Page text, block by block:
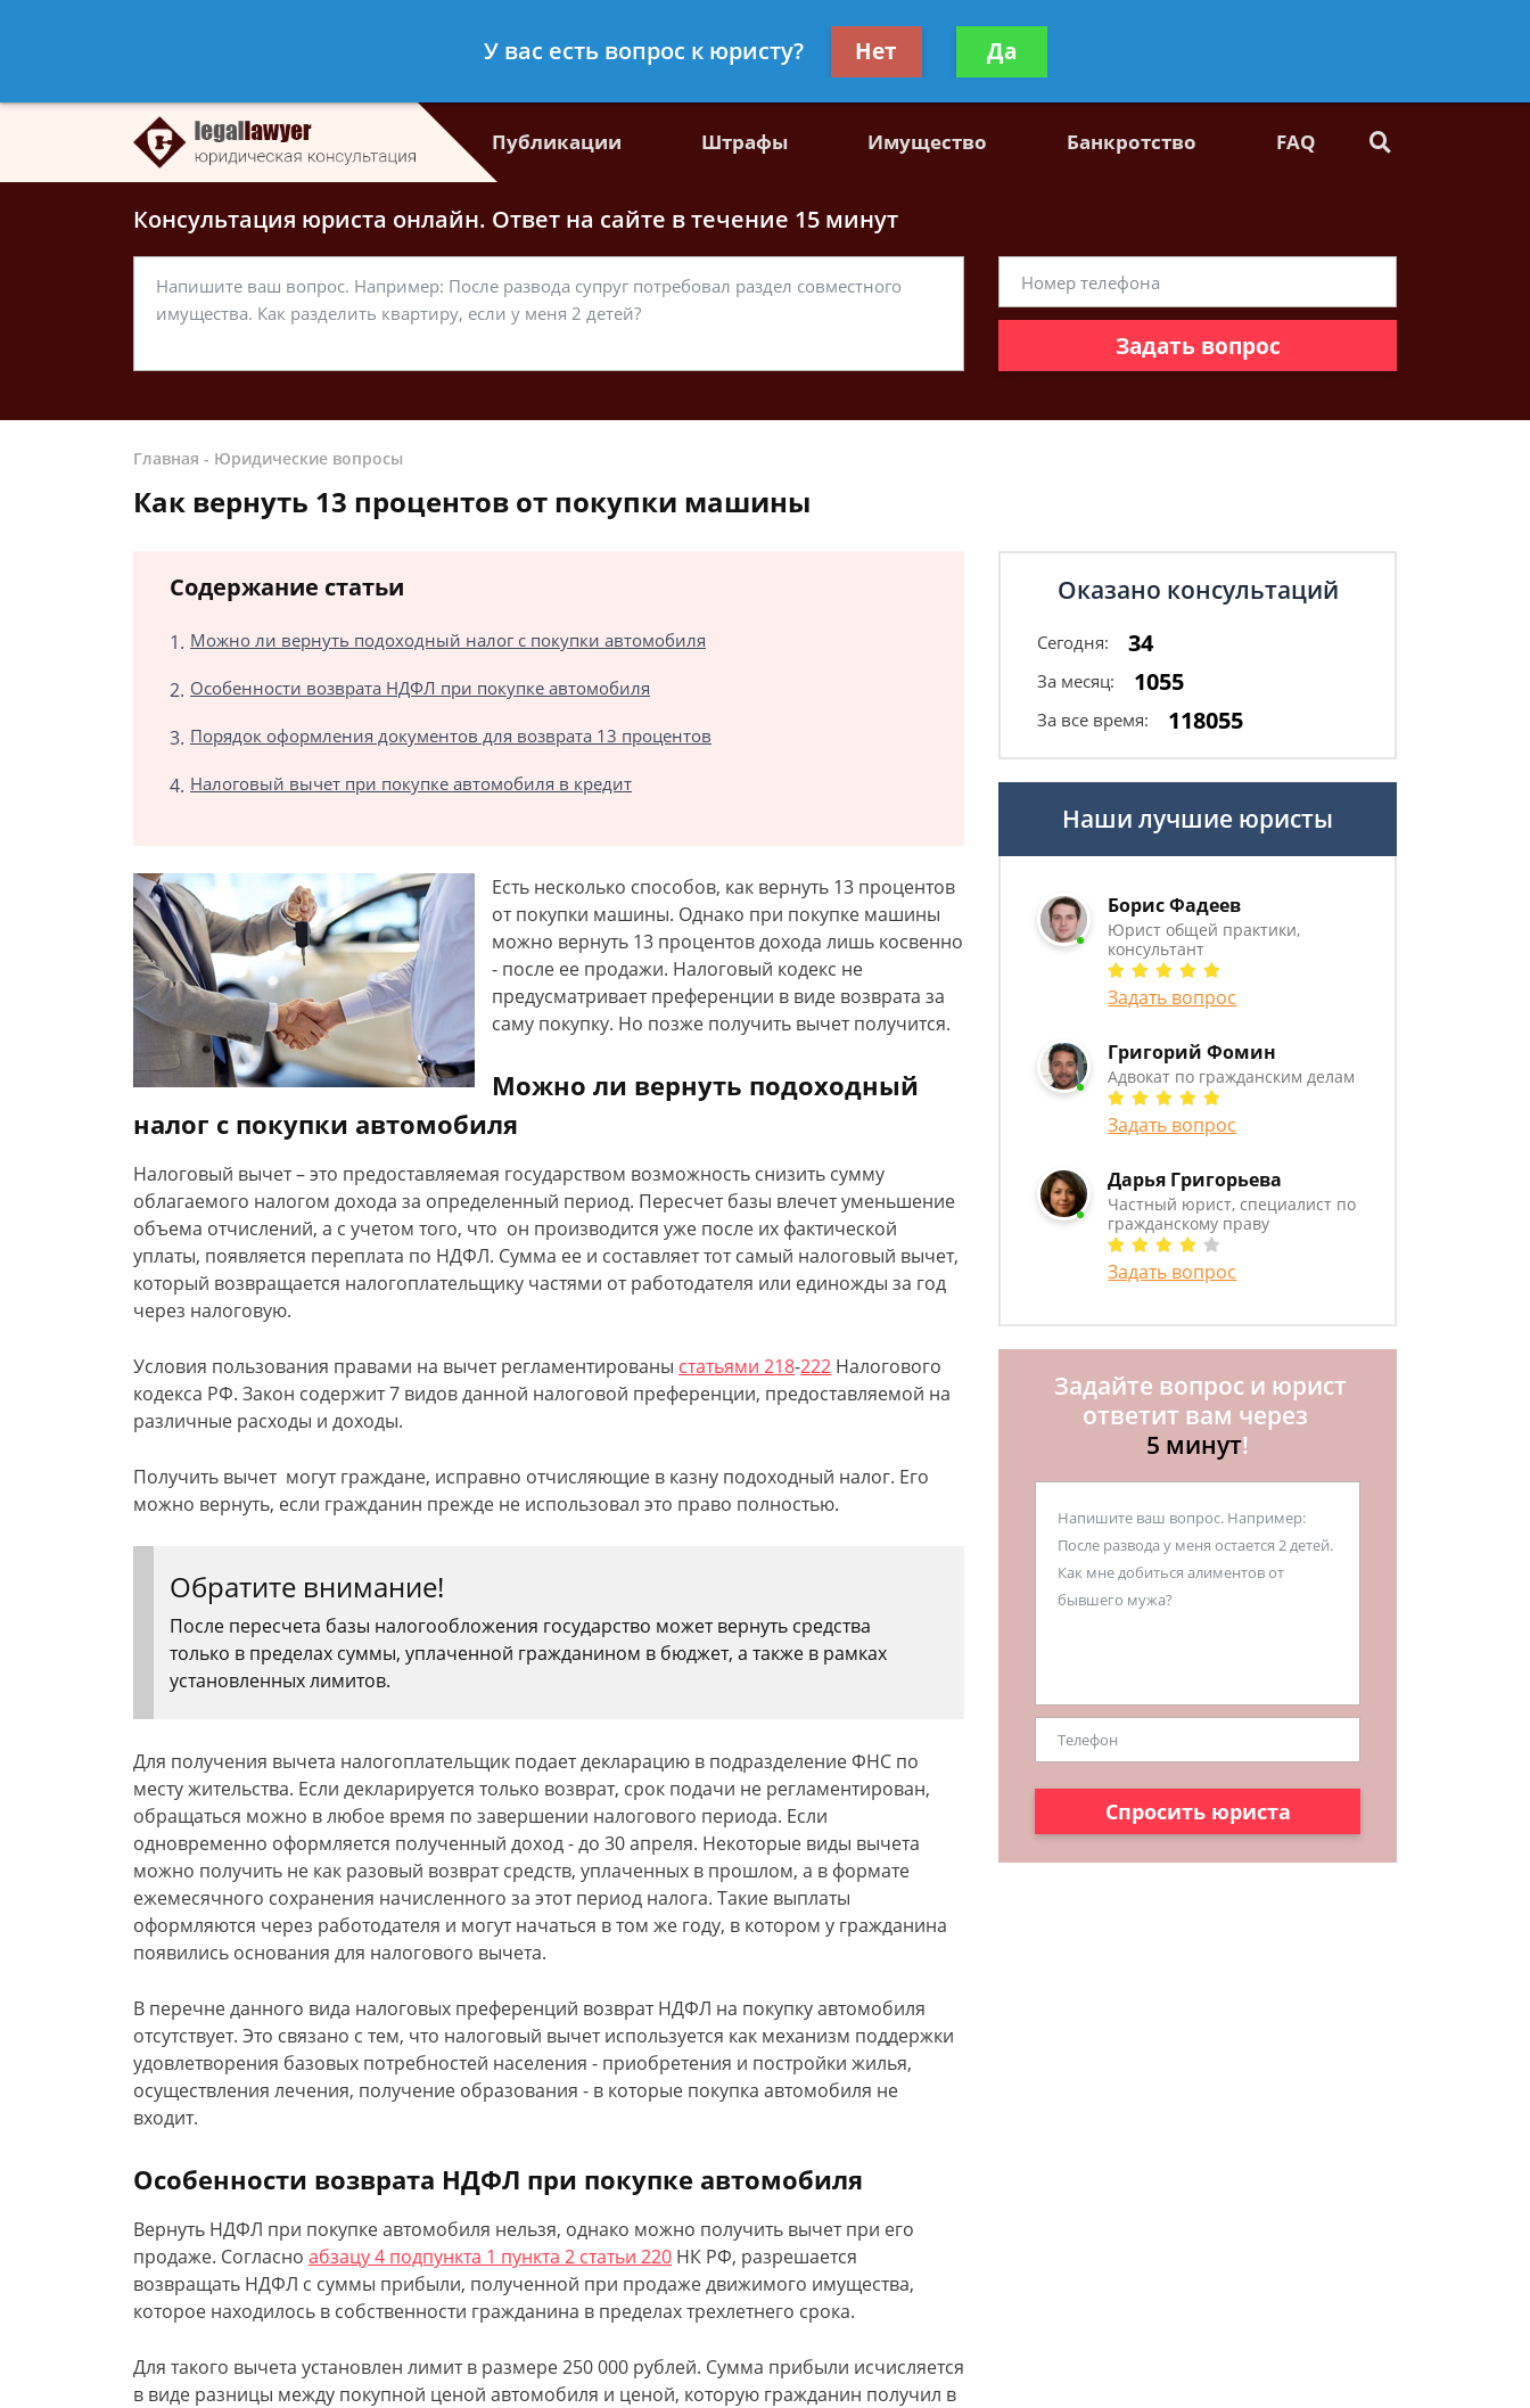
- Частный юрист, специалист по гражданскому праву
Получите консультацию
бесплатно
Публикации Штрафы Имущество Банкротство FAQ
Консультация юриста онлайн. Ответ на сайте в течение 15 минут
Задать вопрос
Главная - Юридические вопросы
Как вернуть 13 процентов от покупки машины
Содержание статьи
Можно ли вернуть подоходный налог с покупки автомобиля
Особенности возврата НДФЛ при покупке автомобиля
Порядок оформления документов для возврата 13 процентов
Налоговый вычет при покупке автомобиля в кредит
Есть несколько способов, как вернуть 13 процентов
от покупки машины. Однако при покупке машины
можно вернуть 13 процентов дохода лишь косвенно
- после ее продажи. Налоговый кодекс не
предусматривает преференции в виде возврата за
саму покупку. Но позже получить вычет получится.
Можно ли вернуть подоходный
налог с покупки автомобиля
Налоговый вычет – это предоставляемая государством возможность снизить сумму
облагаемого налогом дохода за определенный период. Пересчет базы влечет уменьшение
объема отчислений, а с учетом того, что он производится уже после их фактической
уплаты, появляется переплата по НДФЛ. Сумма ее и составляет тот самый налоговый вычет,
который возвращается налогоплательщику частями от работодателя или единожды за год
через налоговую.
Условия пользования правами на вычет регламентированы статьями 218-222 Налогового
кодекса РФ. Закон содержит 7 видов данной налоговой преференции, предоставляемой на
различные расходы и доходы.
Получить вычет могут граждане, исправно отчисляющие в казну подоходный налог. Его
можно вернуть, если гражданин прежде не использовал это право полностью.
Обратите внимание!
После пересчета базы налогообложения государство может вернуть средства
только в пределах суммы, уплаченной гражданином в бюджет, а также в рамках
установленных лимитов.
Для получения вычета налогоплательщик подает декларацию в подразделение ФНС по
месту жительства. Если декларируется только возврат, срок подачи не регламентирован,
обращаться можно в любое время по завершении налогового периода. Если
одновременно оформляется полученный доход - до 30 апреля. Некоторые виды вычета
можно получить не как разовый возврат средств, уплаченных в прошлом, а в формате
ежемесячного сохранения начисленного за этот период налога. Такие выплаты
оформляются через работодателя и могут начаться в том же году, в котором у гражданина
появились основания для налогового вычета.
В перечне данного вида налоговых преференций возврат НДФЛ на покупку автомобиля
отсутствует. Это связано с тем, что налоговый вычет используется как механизм поддержки
удовлетворения базовых потребностей населения - приобретения и постройки жилья,
осуществления лечения, получение образования - в которые покупка автомобиля не
входит.
Особенности возврата НДФЛ при покупке автомобиля
Вернуть НДФЛ при покупке автомобиля нельзя, однако можно получить вычет при его
продаже. Согласно абзацу 4 подпункта 1 пункта 2 статьи 220 НК РФ, разрешается
возвращать НДФЛ с суммы прибыли, полученной при продаже движимого имущества,
которое находилось в собственности гражданина в пределах трехлетнего срока.
Для такого вычета установлен лимит в размере 250 000 рублей. Сумма прибыли исчисляется
в виде разницы между покупной ценой автомобиля и ценой, которую гражданин получил в
Оказано консультаций
Сегодня: 34
За месяц: 1055
За все время: 118055
Наши лучшие юристы
Борис Фадеев
Юрист общей практики,
консультант
Задать вопрос
Григорий Фомин
Адвокат по гражданским делам
Задать вопрос
Дарья Григорьева
Частный юрист, специалист по
гражданскому праву
Задать вопрос
Задайте вопрос и юрист
ответит вам через
5 минут!
Спросить юриста
У вас есть вопрос к юристу? Нет Да